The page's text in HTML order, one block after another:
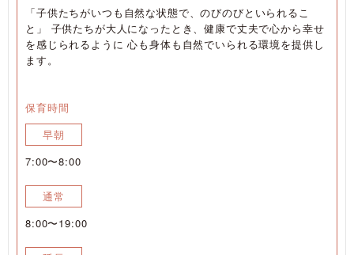
「子供たちがいつも自然な状態で、のびのびといられるこ
と」 子供たちが大人になったとき、健康で丈夫で心から幸せ
を感じられるように 心も身体も自然でいられる環境を提供し
ます。
保育時間
早朝
7:00〜8:00
通常
8:00〜19:00